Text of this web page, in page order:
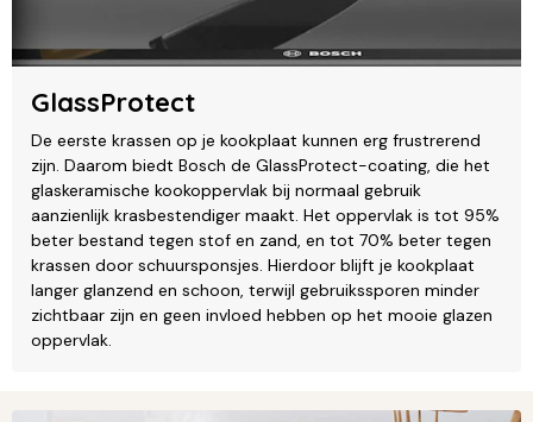
GlassProtect
De eerste krassen op je kookplaat kunnen erg frustrerend
zijn. Daarom biedt Bosch de GlassProtect-coating, die het
glaskeramische kookoppervlak bij normaal gebruik
aanzienlijk krasbestendiger maakt. Het oppervlak is tot 95%
beter bestand tegen stof en zand, en tot 70% beter tegen
krassen door schuursponsjes. Hierdoor blijft je kookplaat
langer glanzend en schoon, terwijl gebruikssporen minder
zichtbaar zijn en geen invloed hebben op het mooie glazen
oppervlak.